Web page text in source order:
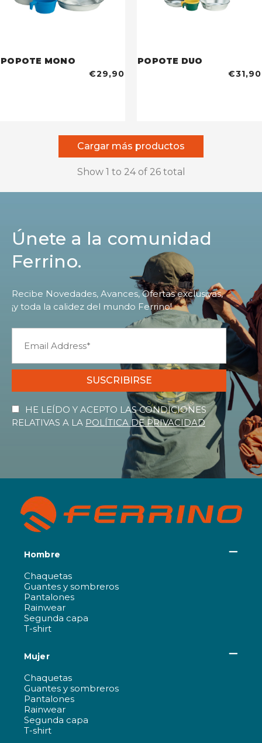
POPOTE MONO
€29,90
POPOTE DUO
€31,90
Cargar más productos
Show 1 to 24of 26total
Únete a la comunidad
Ferrino.
Recibe Novedades, Avances, Ofertas exclusivas,
¡y toda la calidez del mundo Ferrino!
SUSCRIBIRSE
HE LEÍDO Y ACEPTO LAS CONDICIONES
RELATIVAS A LA POLÍTICA DE PRIVACIDAD
Hombre
Chaquetas
Guantes y sombreros
Pantalones
Rainwear
Segunda capa
T-shirt
Mujer
Chaquetas
Guantes y sombreros
Pantalones
Rainwear
Segunda capa
T-shirt